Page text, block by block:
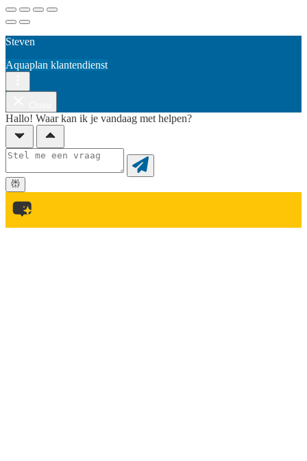
Steven
Aquaplan klantendienst
Hallo! Waar kan ik je vandaag met helpen?